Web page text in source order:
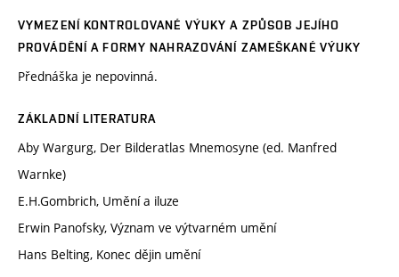
VYMEZENÍ KONTROLOVANÉ VÝUKY A ZPŮSOB JEJÍHO
PROVÁDĚNÍ A FORMY NAHRAZOVÁNÍ ZAMEŠKANÉ VÝUKY
Přednáška je nepovinná.
ZÁKLADNÍ LITERATURA
Aby Wargurg, Der Bilderatlas Mnemosyne (ed. Manfred
Warnke)
E.H.Gombrich, Umění a iluze
Erwin Panofsky, Význam ve výtvarném umění
Hans Belting, Konec dějin umění